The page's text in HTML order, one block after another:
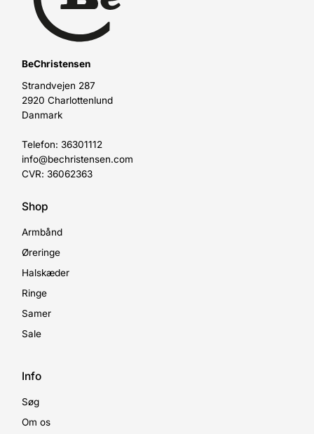
BeChristensen
Strandvejen 287
2920 Charlottenlund
Danmark
Telefon: 36301112
info@bechristensen.com
CVR: 36062363
Shop
Armbånd
Øreringe
Halskæder
Ringe
Samer
Sale
Info
Søg
Om os